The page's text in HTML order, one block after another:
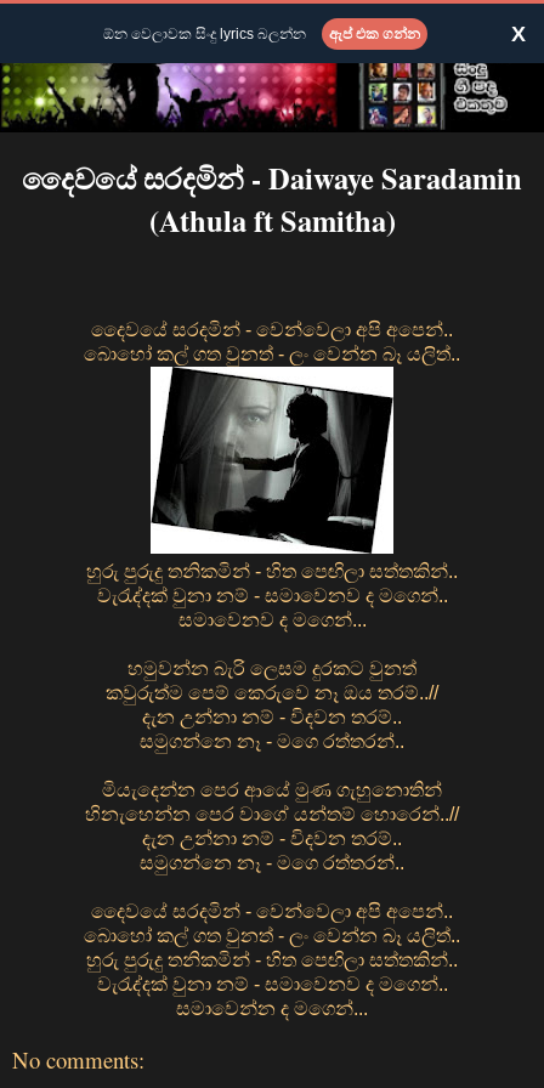
දෛවයේ සරදමින් - Daiwaye Saradamin
(Athula ft Samitha)
දෛවයේ සරදමින් - වෙන්වෙලා අපි අපෙන්..
බොහෝ කල් ගත වුනත් - ලං වෙන්න බෑ යලිත්..
හුරු පුරුදු තනිකමින් - හිත පෙඟිලා සත්තකින්..
වැරැද්දක් වුනා නම් - සමාවෙනව ද මගෙන්..
සමාවෙනව ද මගෙන්...
හමුවන්න බැරි ලෙසම දුරකට වුනත්
කවුරුත්ම පෙම් කෙරුවෙ නෑ ඔය තරම්..//
දැන උන්නා නම් - විදවන තරම්..
සමුගන්නෙ නෑ - මගෙ රත්තරන්..
මියැදෙන්න පෙර ආයේ මුණ ගැහුනොතින්
හිනැහෙන්න පෙර වාගේ යන්තම් හොරෙන්..//
දැන උන්නා නම් - විදවන තරම්..
සමුගන්නෙ නෑ - මගෙ රත්තරන්..
දෛවයේ සරදමින් - වෙන්වෙලා අපි අපෙන්..
බොහෝ කල් ගත වුනත් - ලං වෙන්න බෑ යලිත්..
හුරු පුරුදු තනිකමින් - හිත පෙඟිලා සත්තකින්..
වැරැද්දක් වුනා නම් - සමාවෙනව ද මගෙන්..
සමාවෙන්න ද මගෙන්...
No comments:
ඕන වෙලාවක සිංදු lyrics බලන්න ඇප් එක ගන්න X